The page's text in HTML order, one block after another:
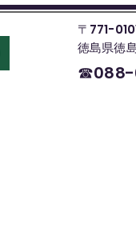
お問い合わせ
〒771-
徳島県徳
☎088-